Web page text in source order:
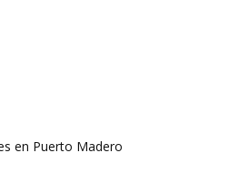
en Puerto Madero